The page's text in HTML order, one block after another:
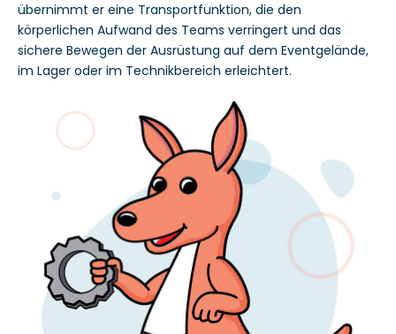
übernimmt er eine Transportfunktion, die den
körperlichen Aufwand des Teams verringert und das
sichere Bewegen der Ausrüstung auf dem Eventgelände,
im Lager oder im Technikbereich erleichtert.